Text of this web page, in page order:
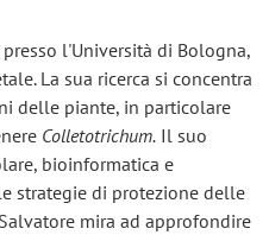
l'Università di Bologna,
La sua ricerca si concentra
delle piante, in particolare
Colletotrichum.Il suo
bioinformatica e
strategie di protezione delle
mira ad approfondire